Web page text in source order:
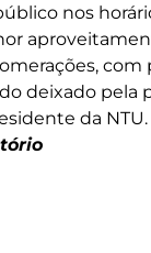
nos
com
deixado pela
da NTU.